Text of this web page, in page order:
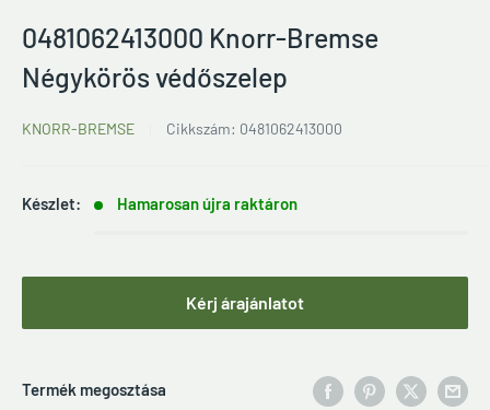
0481062413000 Knorr-Bremse
Négykörös védőszelep
KNORR-BREMSE Cikkszám: 0481062413000
Készlet: Hamarosan újra raktáron
Kérj árajánlatot
Termék megosztása